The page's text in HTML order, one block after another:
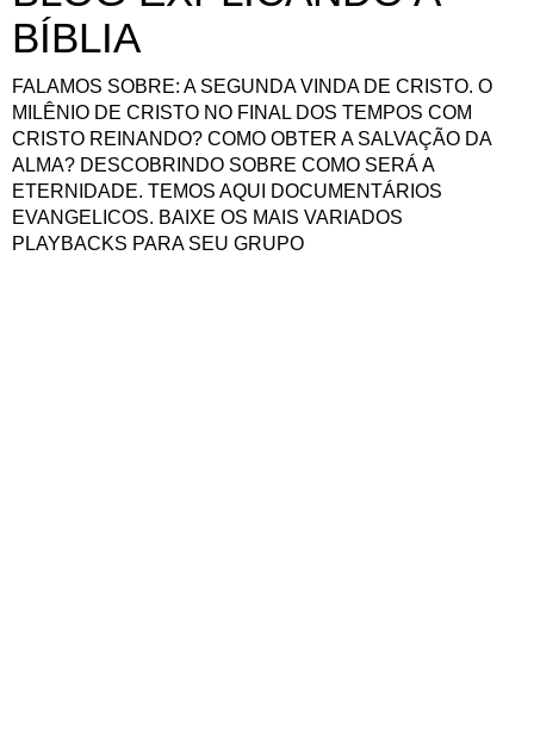
BÍBLIA
FALAMOS SOBRE: A SEGUNDA VINDA DE CRISTO. O
MILÊNIO DE CRISTO NO FINAL DOS TEMPOS COM
CRISTO REINANDO? COMO OBTER A SALVAÇÃO DA
ALMA? DESCOBRINDO SOBRE COMO SERÁ A
ETERNIDADE. TEMOS AQUI DOCUMENTÁRIOS
EVANGELICOS. BAIXE OS MAIS VARIADOS
PLAYBACKS PARA SEU GRUPO